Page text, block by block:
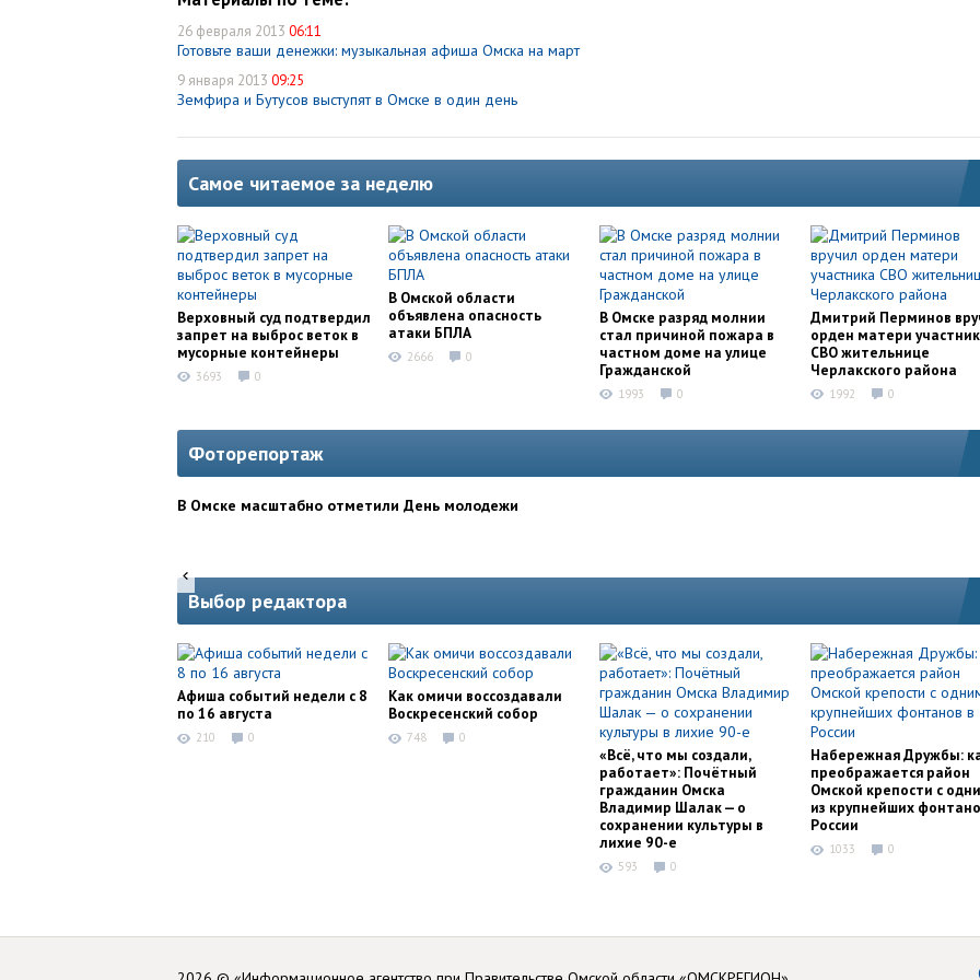
26 февраля 2013 06:11
Готовьте ваши денежки: музыкальная афиша Омска на март
9 января 2013 09:25
Земфира и Бутусов выступят в Омске в один день
Самое читаемое за неделю
Верховный суд подтвердил
запрет на выброс веток в
мусорные контейнеры
3693 0
В Омской области
объявлена опасность
атаки БПЛА
2666 0
В Омске разряд молнии
стал причиной пожара в
частном доме на улице
Гражданской
1993 0
Дмитрий Перминов
орден матери
СВО жительнице
Черлакского района
1992 0
Фоторепортаж
В Омске масштабно отметили День молодежи
Выбор редактора
Афиша событий недели с 8
по 16 августа
210 0
Как омичи воссоздавали
Воскресенский собор
748 0
«Всё, что мы создали,
работает»: Почётный
гражданин Омска
Владимир Шалак — о
сохранении культуры в
лихие 90-е
593 0
Набережная Дружбы:
преображается район
Омской крепости с
из крупнейших
России
1033 0